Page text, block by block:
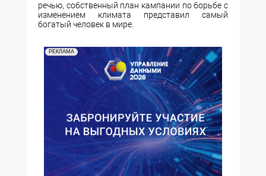
речью, собственный план кампании по борьбе с
изменением климата представил самый
богатый человек в мире.
РЕКЛАМА